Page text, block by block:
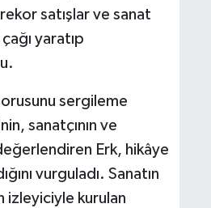
satışlar ve sanat
yaratıp
sergileme
sanatçının ve
Erk, hikâye
vurguladı. Sanatın
izleyiciyle kurulan